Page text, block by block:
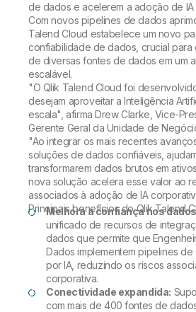
de dados e acelerem a adoção de IA
Com novos pipelines de dados
Talend Cloud estabelece um novo
confiabilidade de dados, crucial para
de diversas fontes de dados em um
escalável.
"O Qlik Talend Cloud foi
desejam aproveitar a Inteligência
escala", afirma Drew Clarke, Vice-
Gerente Geral da Unidade de
"Ao integrar os mais recentes
soluções de dados confiáveis,
transformarem dados brutos em
nova solução acelera esse valor ao
associados à adoção de IA
Principais benefícios do Qlik Talend
Melhora a confiança nos
unificado de recursos de
dados que permite que
Dados implementem pipelines
por IA, reduzindo os riscos
corporativa.
Conectividade expandida:
com mais de 400 fontes de